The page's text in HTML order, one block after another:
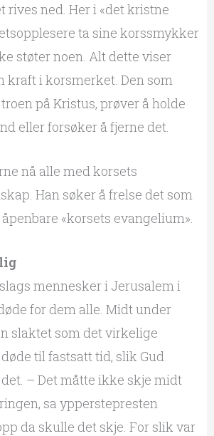
rives ned. Her i «det kristne
ta sine korssmykker
støter noen. Alt dette viser
kraft i korsmerket. Den som
på Kristus, prøver å holde
eller forsøker å fjerne det.
nå alle med korsets
Han søker å frelse det som
«korsets evangelium».
mennesker i Jerusalem i
for dem alle. Midt under
slaktet som det virkelige
til fastsatt tid, slik Gud
– Det måtte ikke skje midt
sa ypperstepresten
da skulle det skje. For slik var